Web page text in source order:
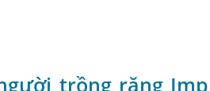
trồng răng